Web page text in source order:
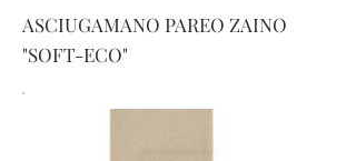
ASCIUGAMANO PAREO ZAINO
"SOFT-ECO"